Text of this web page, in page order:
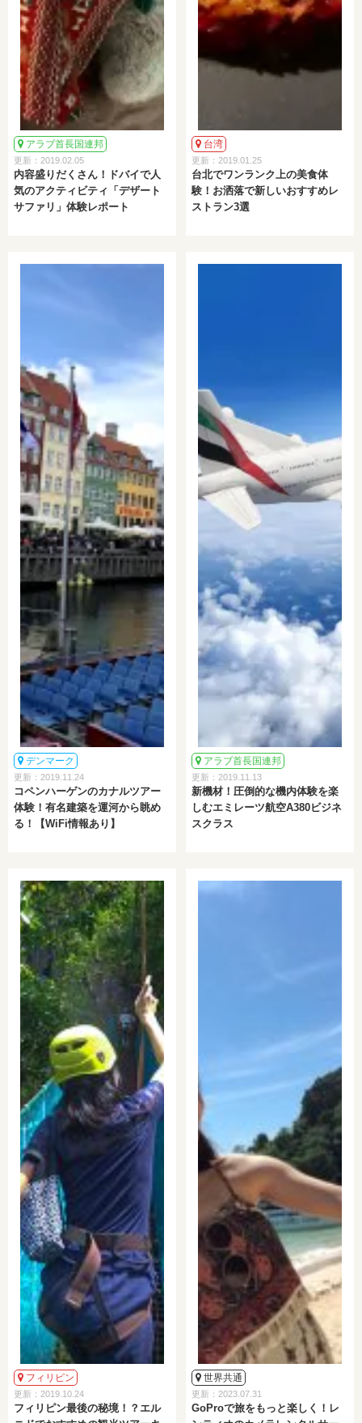
アラブ首長国連邦
更新：2019.02.05
内容盛りだくさん！ドバイで人
気のアクティビティ「デザート
サファリ」体験レポート
台湾
更新：2019.01.25
台北でワンランク上の美食体
験！お洒落で新しいおすすめレ
ストラン3選
デンマーク
更新：2019.11.24
コペンハーゲンのカナルツアー
体験！有名建築を運河から眺め
る！【WiFi情報あり】
アラブ首長国連邦
更新：2019.11.13
新機材！圧倒的な機内体験を楽
しむエミレーツ航空A380ビジネ
スクラス
フィリピン
更新：2019.10.24
フィリピン最後の秘境！？エル
世界共通
更新：2023.07.31
GoProで旅をもっと楽しく！レ